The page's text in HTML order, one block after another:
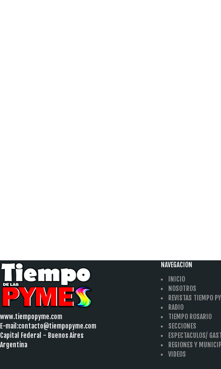
www.tiempopyme.com
E-mail:contacto@tiempopyme.com
Capital Federal - Buenos Aires
Argentina
NAVEGACION
INICIO
NOSOTROS
REVISTAS TIEMPO
RADIO
TIEMPO ROSARIO
SECCIONES
ESPECTACULOS/
REGIONES Y
VIDEOS